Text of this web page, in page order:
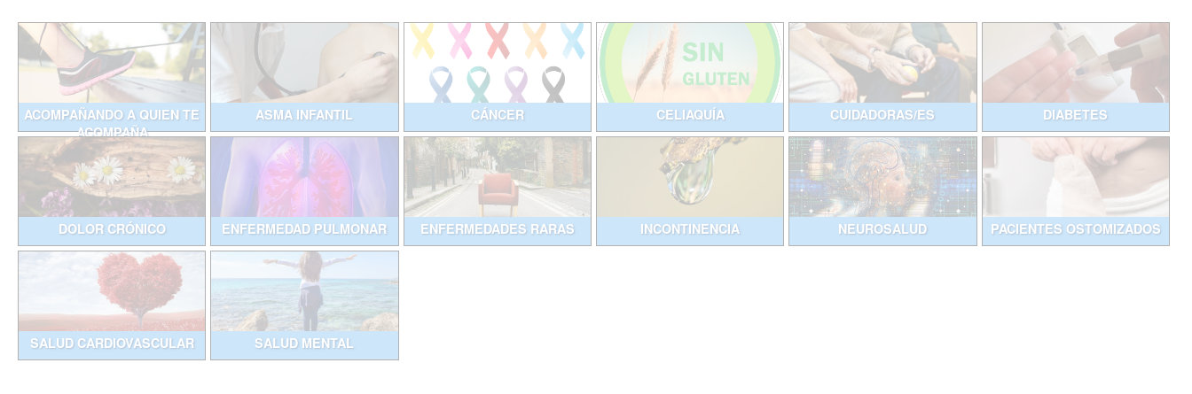
ACOMPAÑANDO A QUIEN TE
ACOMPAÑA
ASMA INFANTIL CÁNCER CELIAQUÍA CUIDADORAS/ES DIABETES
DOLOR CRÓNICO ENFERMEDAD PULMONAR ENFERMEDADES RARAS INCONTINENCIA NEUROSALUD PACIENTES OSTOMIZADOS
SALUD CARDIOVASCULAR SALUD MENTAL